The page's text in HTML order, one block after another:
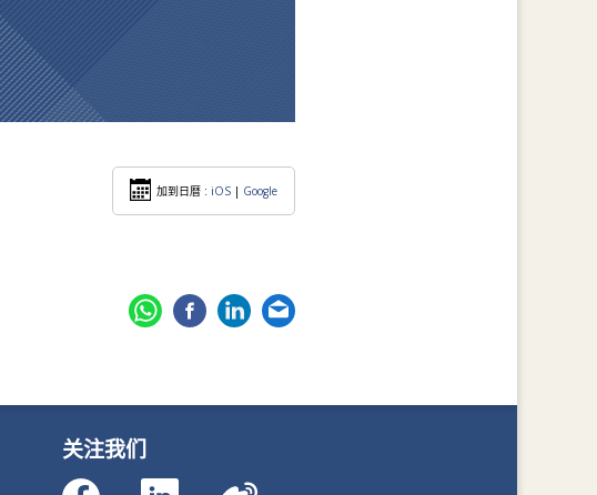
加到日暦 : iOS | Google
关注我们